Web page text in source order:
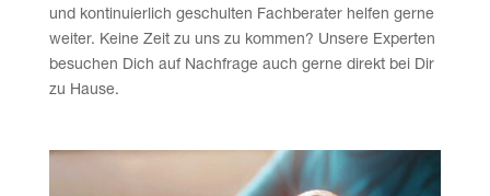
und kon­ti­nu­ier­lich geschul­ten Fach­be­ra­ter hel­fen ger­ne
wei­ter. Kei­ne Zeit zu uns zu kom­men? Unse­re Exper­ten
besu­chen Dich auf Nach­fra­ge auch ger­ne direkt bei Dir
zu Hause.